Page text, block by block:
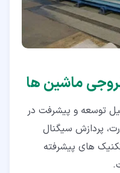
توسعه و پیشرفت در
پردازش سیگنال
های پیشرفته